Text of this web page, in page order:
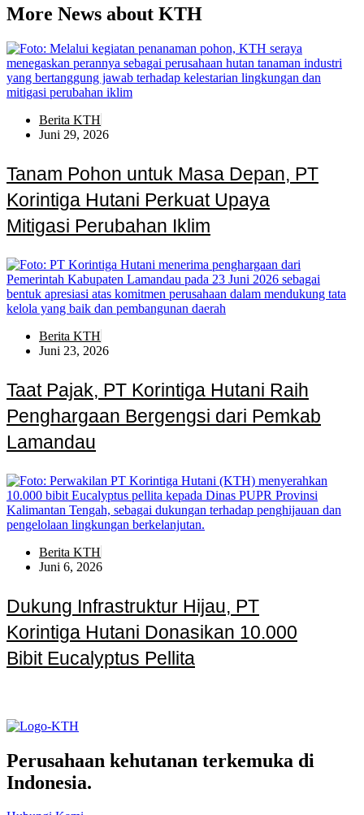
More News about KTH
Berita KTH
Juni 29, 2026
Tanam Pohon untuk Masa Depan, PT
Korintiga Hutani Perkuat Upaya
Mitigasi Perubahan Iklim
Berita KTH
Juni 23, 2026
Taat Pajak, PT Korintiga Hutani Raih
Penghargaan Bergengsi dari Pemkab
Lamandau
Berita KTH
Juni 6, 2026
Dukung Infrastruktur Hijau, PT
Korintiga Hutani Donasikan 10.000
Bibit Eucalyptus Pellita
Perusahaan kehutanan terkemuka di
Indonesia.